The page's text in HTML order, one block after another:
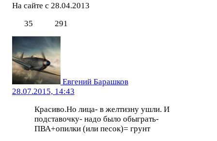
На сайте с 28.04.2013
35
291
Евгений Барашков
28.07.2015, 14:43
Красиво.Но лица- в желтизну ушли. И
подставочку- надо было обыграть-
ПВА+опилки (или песок)= грунт